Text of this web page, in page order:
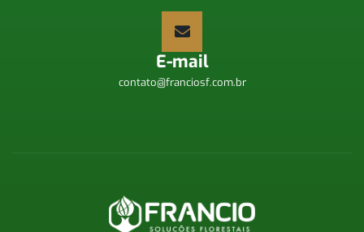
E-mail
contato@franciosf.com.br